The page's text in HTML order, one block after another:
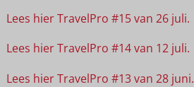
Lees hier TravelPro #15 van 26 juli.
Lees hier TravelPro #14 van 12 juli.
Lees hier TravelPro #13 van 28 juni.